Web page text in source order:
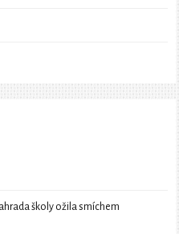
školy ožila smíchem